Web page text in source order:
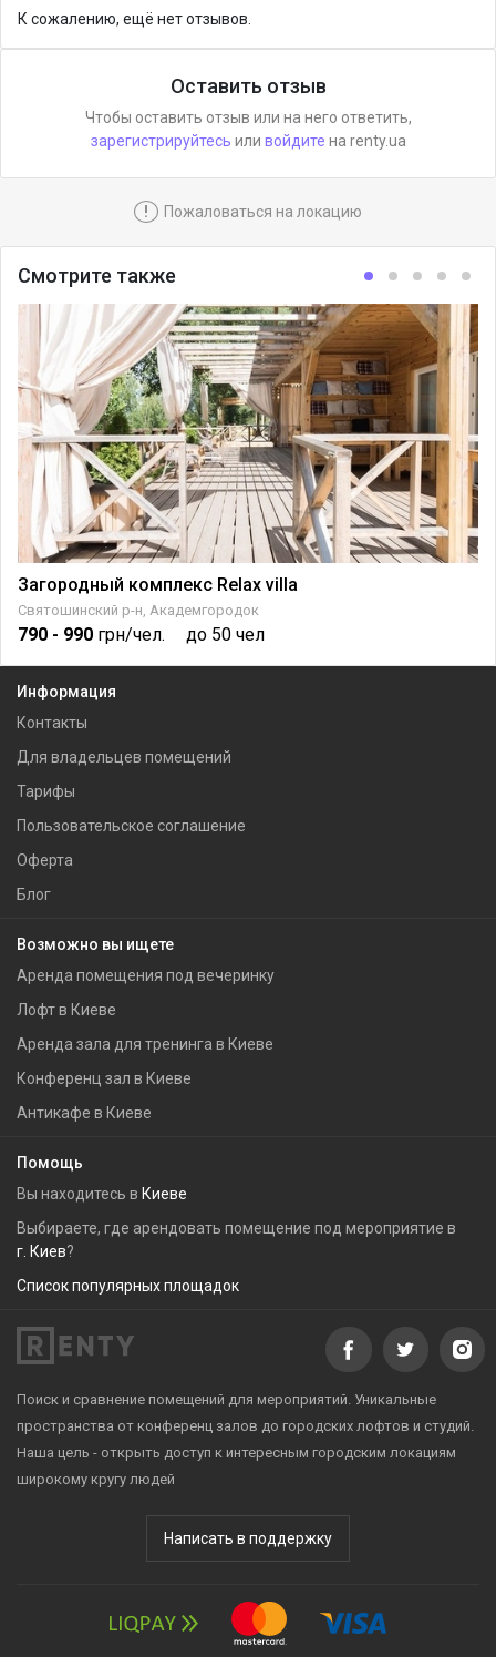
К сожалению, ещё нет отзывов.
Оставить отзыв
Чтобы оставить отзыв или на него ответить,
зарегистрируйтесь или войдите на renty.ua
! Пожаловаться на локацию
Смотрите также
Загородный комплекс Relax villa
Святошинский р-н, Академгородок
790 - 990 грн/чел. до 50 чел
Информация
Контакты
Для владельцев помещений
Тарифы
Пользовательское соглашение
Оферта
Блог
Возможно вы ищете
Аренда помещения под вечеринку
Лофт в Киеве
Аренда зала для тренинга в Киеве
Конференц зал в Киеве
Антикафе в Киеве
Помощь
Вы находитесь в Киеве
Выбираете, где арендовать помещение под мероприятие в
г. Киев?
Список популярных площадок
Поиск и сравнение помещений для мероприятий. Уникальные
пространства от конференц залов до городских лофтов и студий.
Наша цель - открыть доступ к интересным городским локациям
широкому кругу людей
Написать в поддержку